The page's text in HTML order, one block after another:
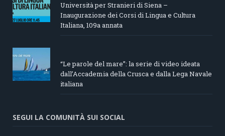
Università per Stranieri di Siena –
Inaugurazione dei Corsi di Lingua e Cultura
Italiana, 109a annata
“Le parole del mare”: la serie di video ideata
dall’Accademia della Crusca e dalla Lega Navale
italiana
SEGUI LA COMUNITÀ SUI SOCIAL